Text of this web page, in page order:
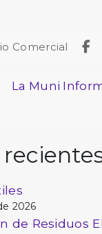
Comercial
La Muni
2026
de Residuos